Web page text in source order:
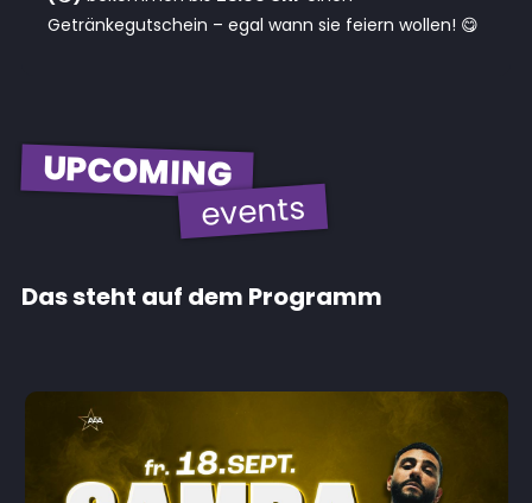
Getränkegutschein – egal wann sie feiern wollen! 😋
UPCOMING
events
Das steht auf dem Programm